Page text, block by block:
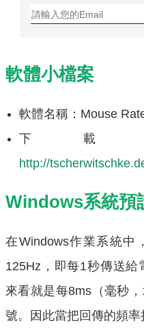
軟體小檔案
軟體名稱：Mouse
下載
http://
Windows系統預
在Windows作業系統中
125Hz，即每1秒傳送給
來看就是每8ms（毫秒
號。因此當把回傳的頻